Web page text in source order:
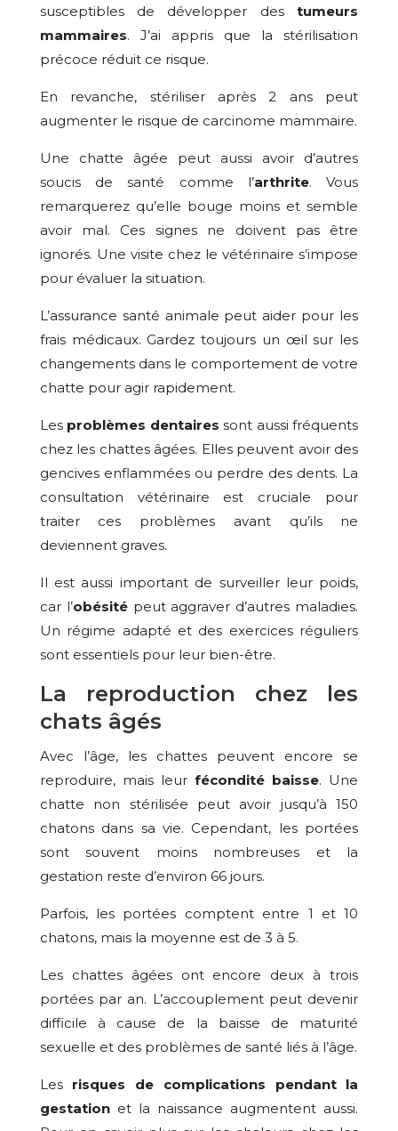
susceptibles de développer destumeurs
mammaires. J’ai appris que la stérilisation
précoce réduit ce risque.
En revanche, stériliser après 2 ans peut
augmenter le risque de carcinome mammaire.
Une chatte âgée peut aussi avoir d’autres
soucis de santé comme l’arthrite. Vous
remarquerez qu’elle bouge moins et semble
avoir mal. Ces signes ne doivent pas être
ignorés. Une visite chez le vétérinaire s’impose
pour évaluer la situation.
L’assurance santé animale peut aider pour les
frais médicaux. Gardez toujours un œil sur les
changements dans le comportement de votre
chatte pour agir rapidement.
Les problèmes dentaires sont aussi fréquents
chez les chattes âgées. Elles peuvent avoir des
gencives enflammées ou perdre des dents. La
consultation vétérinaire est cruciale pour
traiter ces problèmes avant qu’ils ne
deviennent graves.
Il est aussi important de surveiller leur poids,
car l’obésitépeut aggraver d’autres maladies.
Un régime adapté et des exercices réguliers
sont essentiels pour leur bien-être.
La reproduction chez les
chats âgés
Avec l’âge, les chattes peuvent encore se
reproduire, mais leurfécondité baisse. Une
chatte non stérilisée peut avoir jusqu’à 150
chatons dans sa vie. Cependant, les portées
sont souvent moins nombreuses et la
gestation reste d’environ 66 jours.
Parfois, les portées comptent entre 1 et 10
chatons, mais la moyenne est de 3 à 5.
Les chattes âgées ont encore deux à trois
portées par an. L’accouplement peut devenir
difficile à cause de la baisse de maturité
sexuelle et des problèmes de santé liés à l’âge.
Les risques de complications pendant la
gestationet la naissance augmentent aussi.